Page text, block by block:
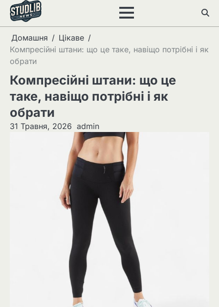
Перейти
вмісту
Домашня
Цікаве
Компресійні штани: що це таке, навіщо потрібні і як
обрати
Компресійні штани: що це
таке, навіщо потрібні і як
обрати
31 Травня, 2026 admin